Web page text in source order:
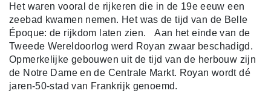
Het waren vooral de rijkeren die in de 19e eeuw een
zeebad kwamen nemen. Het was de tijd van de Belle
Époque: de rijkdom laten zien. Aan het einde van de
Tweede Wereldoorlog werd Royan zwaar beschadigd.
Opmerkelijke gebouwen uit de tijd van de herbouw zijn
de Notre Dame en de Centrale Markt. Royan wordt dé
jaren-50-stad van Frankrijk genoemd.